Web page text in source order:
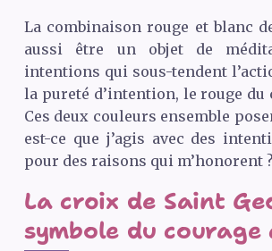
La combinaison rouge et blanc
aussi être un objet de
intentions qui sous-tendent
la pureté d’intention, le rouge du
Ces deux couleurs ensemble
est-ce que j’agis avec des
pour des raisons qui m’honorent ?
La croix de Saint
symbole du